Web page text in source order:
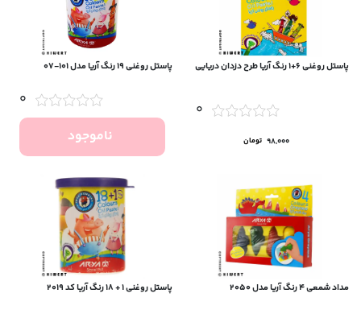
پاستل روغنی ۶+۱ رنگ آریا طرح دزدان دریایی
0
98,000 تومان
پاستل روغنی ۱۹ رنگ آریا مدل ۱۰۱-۰۷
0
ناموجود
مداد شمعی 4 رنگ آریا مدل 2050 پاستل روغنی 1 + 18 رنگ آریا کد 2019